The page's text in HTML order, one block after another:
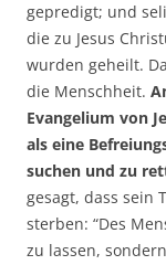
gepredigt; und
die zu Jesus
wurden geheilt.
die Menschheit.
Evangelium von
als eine
suchen und zu
gesagt, dass sein
sterben: “Des
zu lassen,